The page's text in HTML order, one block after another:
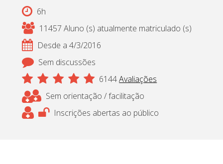
6h
11457 Aluno (s) atualmente matriculado (s)
Desde a 4/3/2016
Sem discussões
6144Avaliações
Sem orientação / facilitação
Inscrições abertas ao público